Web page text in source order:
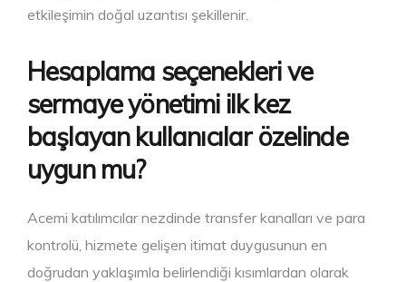
etkileşimin doğal uzantısı şekillenir.
Hesaplama seçenekleri ve
sermaye yönetimi ilk kez
başlayan kullanıcılar özelinde
uygun mu?
Acemi katılımcılar nezdinde transfer kanalları ve para
kontrolü, hizmete gelişen itimat duygusunun en
doğrudan yaklaşımla belirlendiği kısımlardan olarak